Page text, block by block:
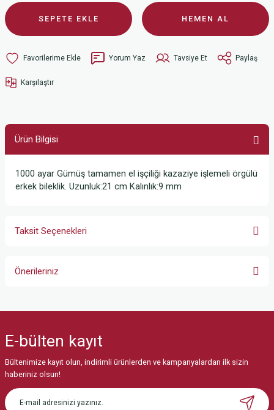
SEPETE EKLE HEMEN AL
Yorum Yaz Tavsiye Et Paylaş
Karşılaştır
Ürün Bilgisi
1000 ayar Gümüş tamamen el işçiliği kazaziye işlemeli örgülü
erkek bileklik. Uzunluk:21 cm Kalınlık:9 mm
Taksit Seçenekleri
Önerileriniz
Görüş ve önerileriniz için teşekkür ederiz.
Ürün resmi kalitesiz, bozuk veya görüntülenemiyor.
Ürün açıklamasında eksik bilgiler bulunuyor.
Ürün bilgilerinde hatalar bulunuyor.
E-bülten kayıt
Bültenimize kayıt olun, indirimli ürünlerden ve kampanyalardan ilk sizin
haberiniz olsun!